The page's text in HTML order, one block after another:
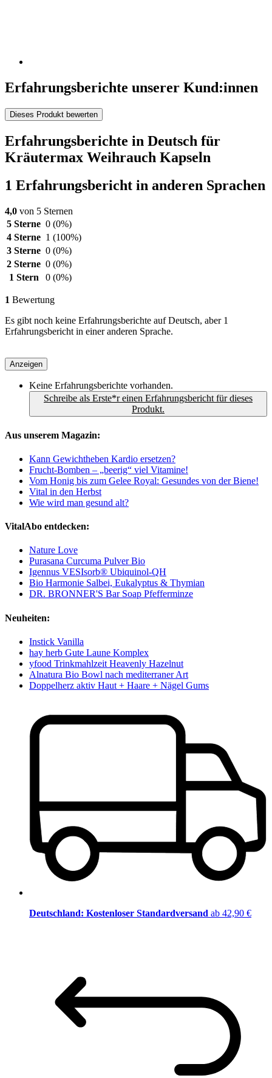
Erfahrungsberichte unserer Kund:innen
Dieses Produkt bewerten
Erfahrungsberichte in Deutsch für
Kräutermax Weihrauch Kapseln
1 Erfahrungsbericht in anderen Sprachen
4,0 von 5 Sternen
5 Sterne 0 (0%)
4 Sterne 1 (100%)
3 Sterne 0 (0%)
2 Sterne 0 (0%)
1 Stern
0 (0%)
1 Bewertung
Es gibt noch keine Erfahrungsberichte auf Deutsch, aber 1
Erfahrungsbericht in einer anderen Sprache.
Anzeigen
Keine Erfahrungsberichte vorhanden.
Schreibe als Erste*r einen Erfahrungsbericht für dieses
Produkt.
Aus unserem Magazin:
Kann Gewichtheben Kardio ersetzen?
Frucht-Bomben – „beerig“ viel Vitamine!
Vom Honig bis zum Gelee Royal: Gesundes von der Biene!
Vital in den Herbst
Wie wird man gesund alt?
VitalAbo entdecken:
Nature Love
Purasana Curcuma Pulver Bio
Igennus VESIsorb® Ubiquinol-QH
Bio Harmonie Salbei, Eukalyptus & Thymian
DR. BRONNER'S Bar Soap Pfefferminze
Neuheiten:
Instick Vanilla
hay herb Gute Laune Komplex
yfood Trinkmahlzeit Heavenly Hazelnut
Alnatura Bio Bowl nach mediterraner Art
Doppelherz aktiv Haut + Haare + Nägel Gums
Deutschland: Kostenloser Standardversand ab 42,90 €